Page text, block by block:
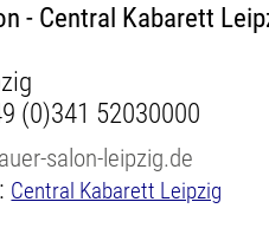
- Central Kabarett
(0)341 52030000
salon-leipzig.de
Central Kabarett Leipzig